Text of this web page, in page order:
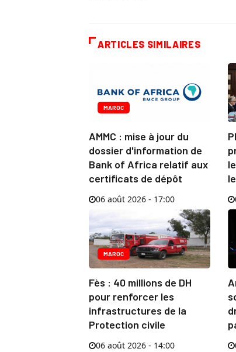
ARTICLES SIMILAIRES
MAROC
AMMC : mise à jour du
dossier d'information de
Bank of Africa relatif aux
certificats de dépôt
06 août 2026 - 17:00
MAROC
Fès : 40 millions de DH
pour renforcer les
infrastructures de la
Protection civile
06 août 2026 - 14:00